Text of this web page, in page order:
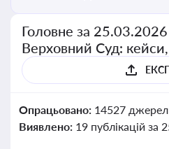
Головне за 25.03.2026
Верховний Суд: кейси,
Опрацьовано: 14527 джерел
Виявлено: 19 публікацій за